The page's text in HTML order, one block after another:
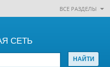
ВСЕ РАЗДЕЛЫ
СЕТЬ